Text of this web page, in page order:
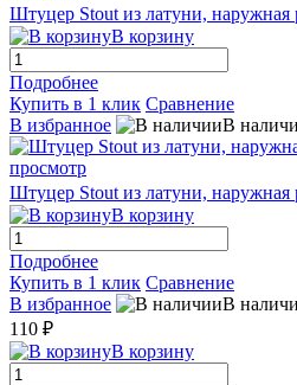
Штуцер Stout из латуни, наружная
В корзину
Подробнее
Купить в 1 клик Сравнение
В избранное
В
просмотр
Штуцер Stout из латуни, наружная
В корзину
Подробнее
Купить в 1 клик Сравнение
В избранное
В
110 ₽
В корзину